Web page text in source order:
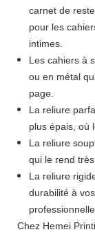
carnet de
pour les
intimes.
Les cahiers à
ou en métal
page.
La reliure
plus épais, où
La reliure
qui le rend
La reliure
durabilité à
Chez Hemei